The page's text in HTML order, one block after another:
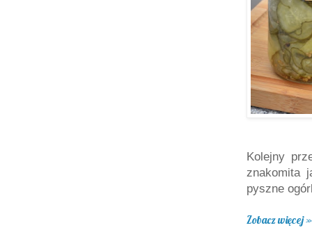
Kolejny
znakomita
pyszne
Zobacz więcej »